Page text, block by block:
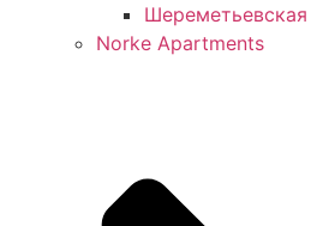
Шереметьевская
Norke Apartments